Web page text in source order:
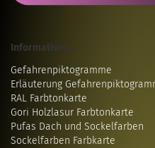
Informatives...
Gefahrenpiktogramme
Erläuterung
RAL Farbtonkarte
Gori Holzlasur Farbtonkarte
Pufas Dach und Sockelfarben
Sockelfarben Farbkarte